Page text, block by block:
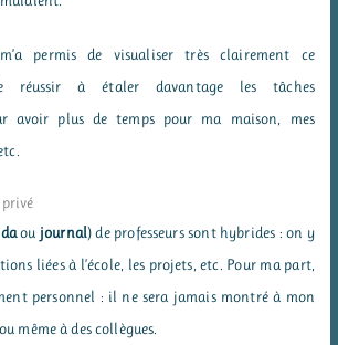
permis de visualiser très clairement ce
réussir à étaler davantage les tâches
avoir plus de temps pour ma maison, mes
ou journal) de professeurs sont hybrides : on y
liées à l’école, les projets, etc. Pour ma part,
personnel : il ne sera jamais montré à mon
même à des collègues.